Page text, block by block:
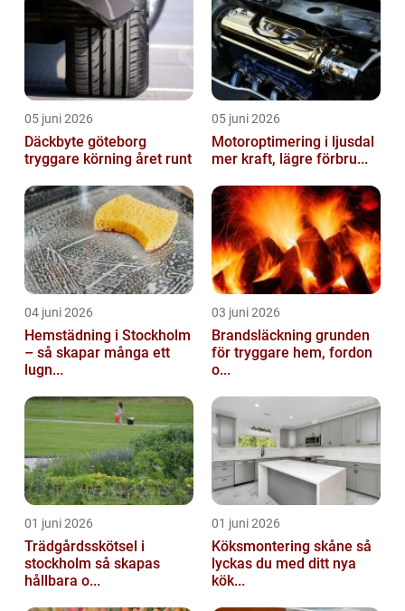
05 juni 2026
Däckbyte göteborg
tryggare körning året runt
05 juni 2026
Motoroptimering i ljusdal
mer kraft, lägre förbru...
04 juni 2026
Hemstädning i Stockholm
– så skapar många ett
lugn...
03 juni 2026
Brandsläckning grunden
för tryggare hem, fordon
o...
01 juni 2026
Trädgårdsskötsel i
stockholm så skapas
hållbara o...
01 juni 2026
Köksmontering skåne så
lyckas du med ditt nya
kök...